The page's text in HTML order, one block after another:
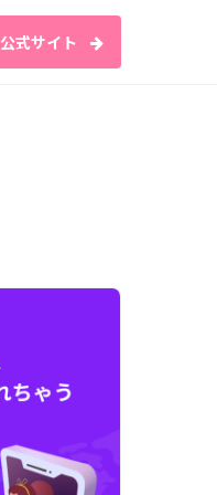
公式サイト